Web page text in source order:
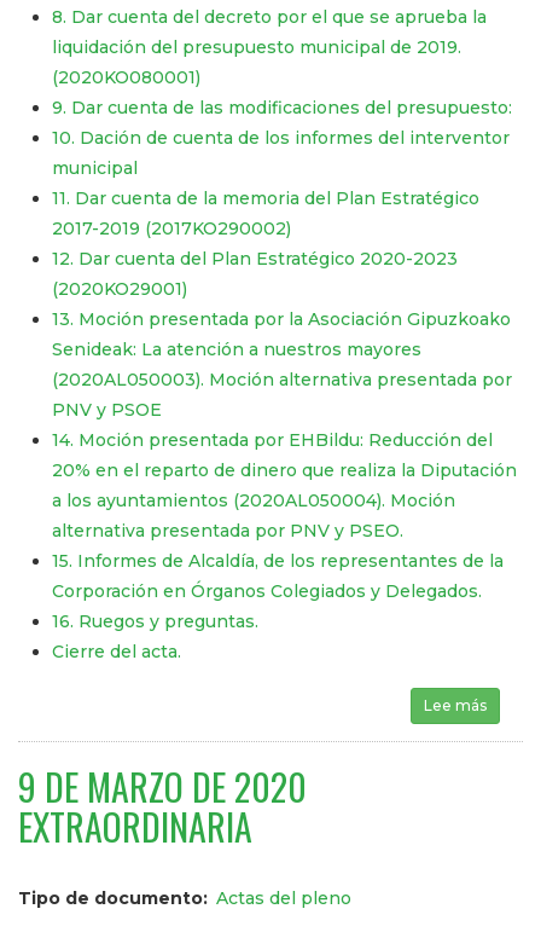
8. Dar cuenta del decreto por el que se aprueba la
liquidación del presupuesto municipal de 2019.
(2020KO080001)
9. Dar cuenta de las modificaciones del presupuesto:
10. Dación de cuenta de los informes del interventor
municipal
11. Dar cuenta de la memoria del Plan Estratégico
2017-2019 (2017KO290002)
12. Dar cuenta del Plan Estratégico 2020-2023
(2020KO29001)
13. Moción presentada por la Asociación Gipuzkoako
Senideak: La atención a nuestros mayores
(2020AL050003). Moción alternativa presentada por
PNV y PSOE
14. Moción presentada por EHBildu: Reducción del
20% en el reparto de dinero que realiza la Diputación
a los ayuntamientos (2020AL050004). Moción
alternativa presentada por PNV y PSEO.
15. Informes de Alcaldía, de los representantes de la
Corporación en Órganos Colegiados y Delegados.
16. Ruegos y preguntas.
Cierre del acta.
Lee más
9 DE MARZO DE 2020
EXTRAORDINARIA
Tipo de documento Actas del pleno